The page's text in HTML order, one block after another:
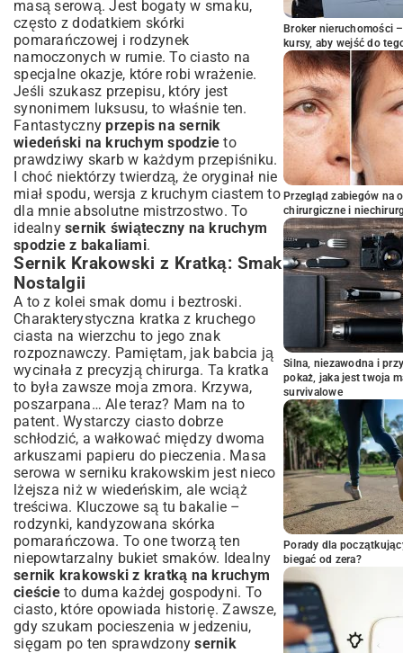
masą serową. Jest bogaty w smaku,
często z dodatkiem skórki
pomarańczowej i rodzynek
namoczonych w rumie. To ciasto na
specjalne okazje, które robi wrażenie.
Jeśli szukasz przepisu, który jest
synonimem luksusu, to właśnie ten.
Fantastycznyprzepis na sernik
wiedeński na kruchym spodzie to
prawdziwy skarb w każdym przepiśniku.
I choć niektórzy twierdzą, że oryginał nie
miał spodu, wersja z kruchym ciastem to
dla mnie absolutne mistrzostwo. To
idealny sernik świąteczny na kruchym
spodzie z bakaliami.
Sernik Krakowski z Kratką: Smak
Nostalgii
A to z kolei smak domu i beztroski.
Charakterystyczna kratka z kruchego
ciasta na wierzchu to jego znak
rozpoznawczy. Pamiętam, jak babcia ją
wycinała z precyzją chirurga. Ta kratka
to była zawsze moja zmora. Krzywa,
poszarpana… Ale teraz? Mam na to
patent. Wystarczy ciasto dobrze
schłodzić, a wałkować między dwoma
arkuszami papieru do pieczenia. Masa
serowa w serniku krakowskim jest nieco
lżejsza niż w wiedeńskim, ale wciąż
treściwa. Kluczowe są tu bakalie –
rodzynki, kandyzowana skórka
pomarańczowa. To one tworzą ten
niepowtarzalny bukiet smaków. Idealny
sernik krakowski z kratką na kruchym
cieścieto duma każdej gospodyni. To
ciasto, które opowiada historię. Zawsze,
gdy szukam pocieszenia w jedzeniu,
sięgam po ten sprawdzonysernik
Broker nieruchomości
kursy, aby wejść do
Przegląd zabiegów na
chirurgiczne i
Silna, niezawodna i
pokaż, jaka jest twoja
survivalowe
Porady dla
biegać od zera?